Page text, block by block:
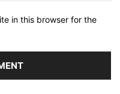
in this browser for the